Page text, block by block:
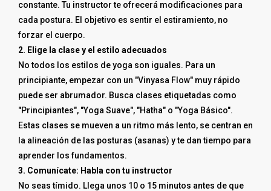
constante. Tu instructor te ofrecerá modificaciones para
cada postura. El objetivo es sentir el estiramiento, no
forzar el cuerpo.
2. Elige la clase y el estilo adecuados
No todos los estilos de yoga son iguales. Para un
principiante, empezar con un "Vinyasa Flow" muy rápido
puede ser abrumador. Busca clases etiquetadas como
"Principiantes", "Yoga Suave", "Hatha" o "Yoga Básico".
Estas clases se mueven a un ritmo más lento, se centran en
la alineación de las posturas (asanas) y te dan tiempo para
aprender los fundamentos.
3. Comunícate: Habla con tu instructor
No seas tímido. Llega unos 10 o 15 minutos antes de que